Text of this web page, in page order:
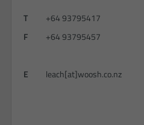
T
+64 93795417
F
+64 93795457
E leach[at]woosh.co.nz